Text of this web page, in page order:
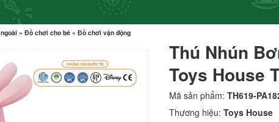
» Đồ chơi cho bé » Đồ chơi vận động
Thú Nhún
Toys House
Mã sản phẩm: TH619-
Thương hiệu: Toys House